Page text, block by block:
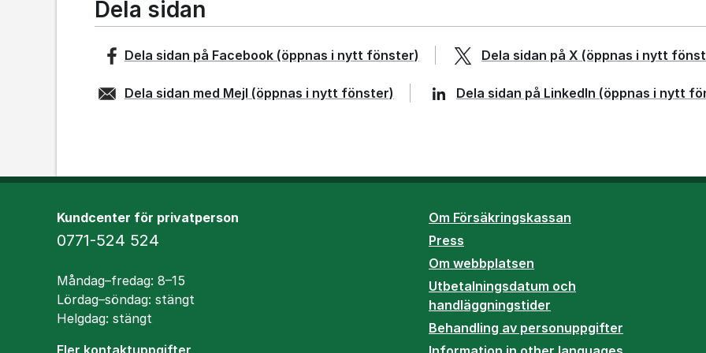
Dela sidan
Dela sidan på Facebook (öppnas i nytt fönster) Dela sidan på X (öppnas i nytt
Dela sidan med Mejl (öppnas i nytt fönster) Dela sidan på LinkedIn (öppnas i nytt
Kundcenter för privatperson
Telefon
0771-524 524
Öppettider
Måndag–fredag: 8–15
Lördag–söndag: stängt
Helgdag: stängt
Fler kontaktuppgifter
Om Försäkringskassan
Press
Om webbplatsen
Utbetalningsdatum och
handläggningstider
Behandling av personuppgifter